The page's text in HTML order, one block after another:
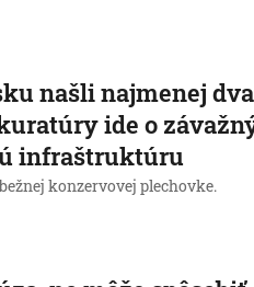
našli najmenej dva
ide o
infraštruktúru
konzervovej plechovke.